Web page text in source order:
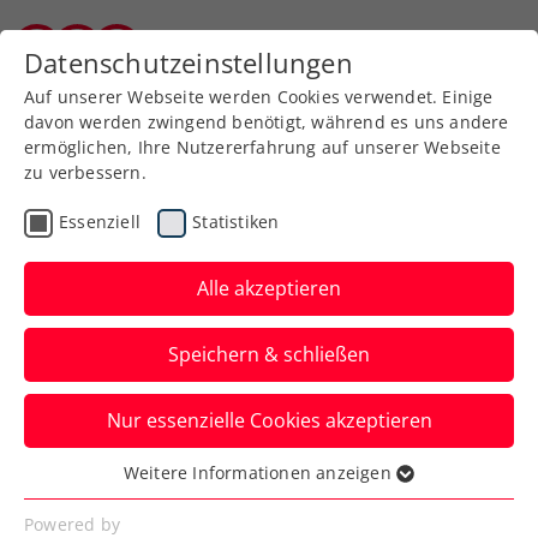
Aktuelle News
News filtern
Datenschutzeinstellungen
Auf unserer Webseite werden Cookies verwendet. Einige
davon werden zwingend benötigt, während es uns andere
ermöglichen, Ihre Nutzererfahrung auf unserer Webseite
zu verbessern.
Essenziell Statistiken
Alle akzeptieren
Speichern & schließen
Nur essenzielle Cookies akzeptieren
Essenziell
Essenzielle Cookies werden für grundlegende
Weitere Informationen anzeigen
Powered by